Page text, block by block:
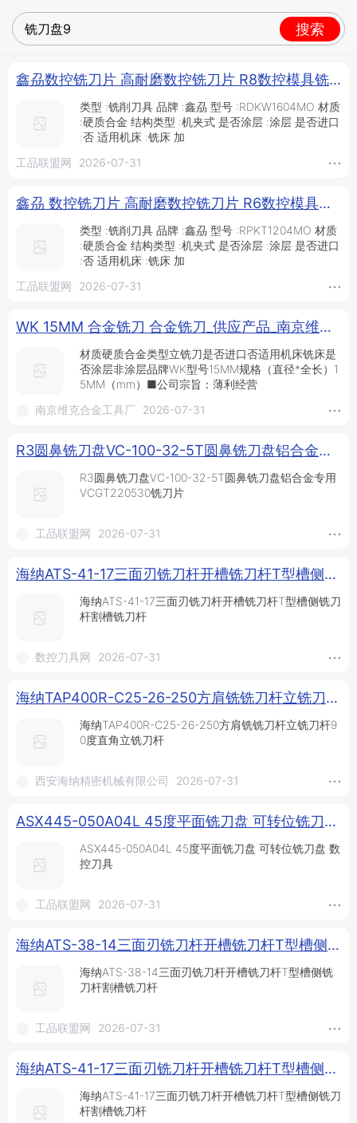
搜索
鑫刕数控铣刀片 高耐磨数控铣刀片 R8数控模具铣刀片 RDKW1604MO XL1215数控圆刀粒 包邮_供应产品_南宫市鑫凯硬质合金制造厂
类型 :铣削刀具 品牌 :鑫刕 型号 :RDKW1604MO 材质
:硬质合金 结构类型 :机夹式 是否涂层 :涂层 是否进口
:否 适用机床 :铣床 加
工品联盟网
2026-07-31
鑫刕 数控铣刀片 高耐磨数控铣刀片 R6数控模具铣刀片 RPKT1204MO XL1215数控圆刀粒 物美价廉 包邮_供应产品_南宫市鑫凯硬质合金制造厂
类型 :铣削刀具 品牌 :鑫刕 型号 :RPKT1204MO 材质
:硬质合金 结构类型 :机夹式 是否涂层 :涂层 是否进口
:否 适用机床 :铣床 加
工品联盟网
2026-07-31
WK 15MM 合金铣刀 合金铣刀_供应产品_南京维克合金工具厂
材质硬质合金类型立铣刀是否进口否适用机床铣床是
否涂层非涂层品牌WK型号15MM规格（直径*全长）1
5MM（mm）■公司宗旨：薄利经营
南京维克合金工具厂
2026-07-31
R3圆鼻铣刀盘VC-100-32-5T圆鼻铣刀盘铝合金专用VCGT220530铣刀片_铣刀盘_铣削刀具_刀具夹具_供应_工品联盟网
R3圆鼻铣刀盘VC-100-32-5T圆鼻铣刀盘铝合金专用
VCGT220530铣刀片
工品联盟网 2026-07-31
海纳ATS-41-17三面刃铣刀杆开槽铣刀杆T型槽侧铣刀杆割槽铣刀杆_槽铣刀杆_铣刀杆_铣削刀具_供应_数控刀具网
海纳ATS-41-17三面刃铣刀杆开槽铣刀杆T型槽侧铣刀
杆割槽铣刀杆
数控刀具网 2026-07-31
海纳TAP400R-C25-26-250方肩铣铣刀杆立铣刀杆90度直角立铣刀杆_供应产品_西安海纳精密机械有限公司
海纳TAP400R-C25-26-250方肩铣铣刀杆立铣刀杆9
0度直角立铣刀杆
西安海纳精密机械有限公司 2026-07-31
ASX445-050A04L 45度平面铣刀盘 可转位铣刀盘 数控刀具_铣刀盘_铣削刀具_刀具夹具_供应_工品联盟网
ASX445-050A04L 45度平面铣刀盘 可转位铣刀盘 数
控刀具
工品联盟网 2026-07-31
海纳ATS-38-14三面刃铣刀杆开槽铣刀杆T型槽侧铣刀杆割槽铣刀杆_铣刀杆_铣削刀具_刀具夹具_供应_工品联盟网
海纳ATS-38-14三面刃铣刀杆开槽铣刀杆T型槽侧铣
刀杆割槽铣刀杆
工品联盟网 2026-07-31
海纳ATS-41-17三面刃铣刀杆开槽铣刀杆T型槽侧铣刀杆割槽铣刀杆_铣刀杆_铣削刀具_刀具夹具_供应_工品联盟网
海纳ATS-41-17三面刃铣刀杆开槽铣刀杆T型槽侧铣刀
杆割槽铣刀杆